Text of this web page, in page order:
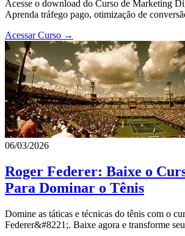
Acesse o download do Curso de Marketing
Aprenda tráfego pago, otimização de
Acessar Curso →
06/03/2026
Roger Federer: Baixe o
Para Dominar o Tênis
Domine as táticas e técnicas do tênis com o
Federer&#8221;. Baixe agora e transforme